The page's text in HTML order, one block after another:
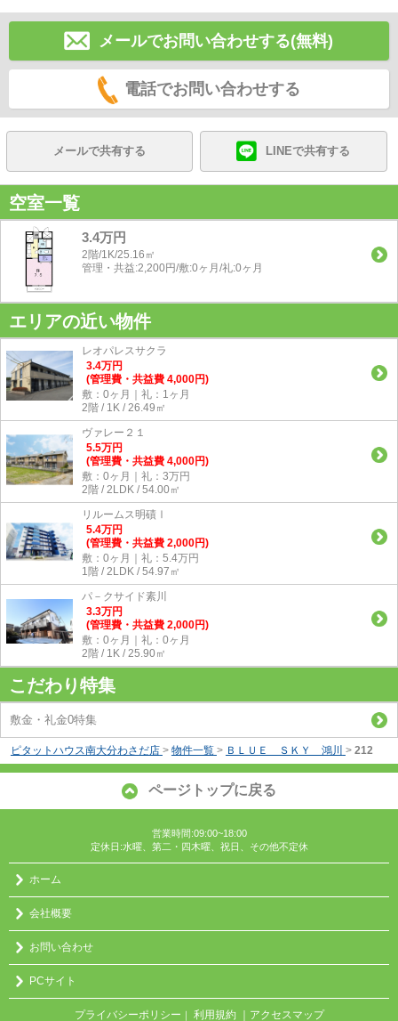
メールでお問い合わせする(無料)
電話でお問い合わせする
メールで共有する LINEで共有する
空室一覧
3.4万円
2階/1K/25.16㎡
管理・共益:2,200円/敷:0ヶ月/礼:0ヶ月
エリアの近い物件
レオパレスサクラ
3.4万円
(管理費・共益費 4,000円)
敷：0ヶ月｜礼：1ヶ月
2階 / 1K / 26.49㎡
ヴァレー２１
5.5万円
(管理費・共益費 4,000円)
敷：0ヶ月｜礼：3万円
2階 / 2LDK / 54.00㎡
リルームス明磧Ⅰ
5.4万円
(管理費・共益費 2,000円)
敷：0ヶ月｜礼：5.4万円
1階 / 2LDK / 54.97㎡
パ－クサイド素川
3.3万円
(管理費・共益費 2,000円)
敷：0ヶ月｜礼：0ヶ月
2階 / 1K / 25.90㎡
こだわり特集
敷金・礼金0特集
ピタットハウス南大分わさだ店 > 物件一覧 > ＢＬＵＥ ＳＫＹ 鴻川 > 212
ページトップに戻る
営業時間:09:00~18:00
定休日:水曜、第二・四木曜、祝日、その他不定休
ホーム
会社概要
お問い合わせ
PCサイト
プライバシーポリシー ｜ 利用規約 ｜アクセスマップ